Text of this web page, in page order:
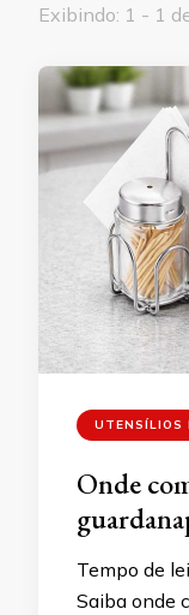
Exibindo: 1 - 1
UTENSÍLIOS
Onde
Tempo de
Saiba onde